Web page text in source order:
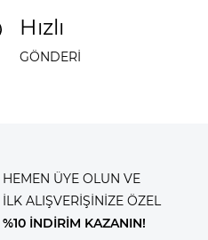
Hızlı
GÖNDERİ
HEMEN ÜYE OLUN VE
İLK ALIŞVERİŞİNİZE ÖZEL
%10 İNDİRİM KAZANIN!